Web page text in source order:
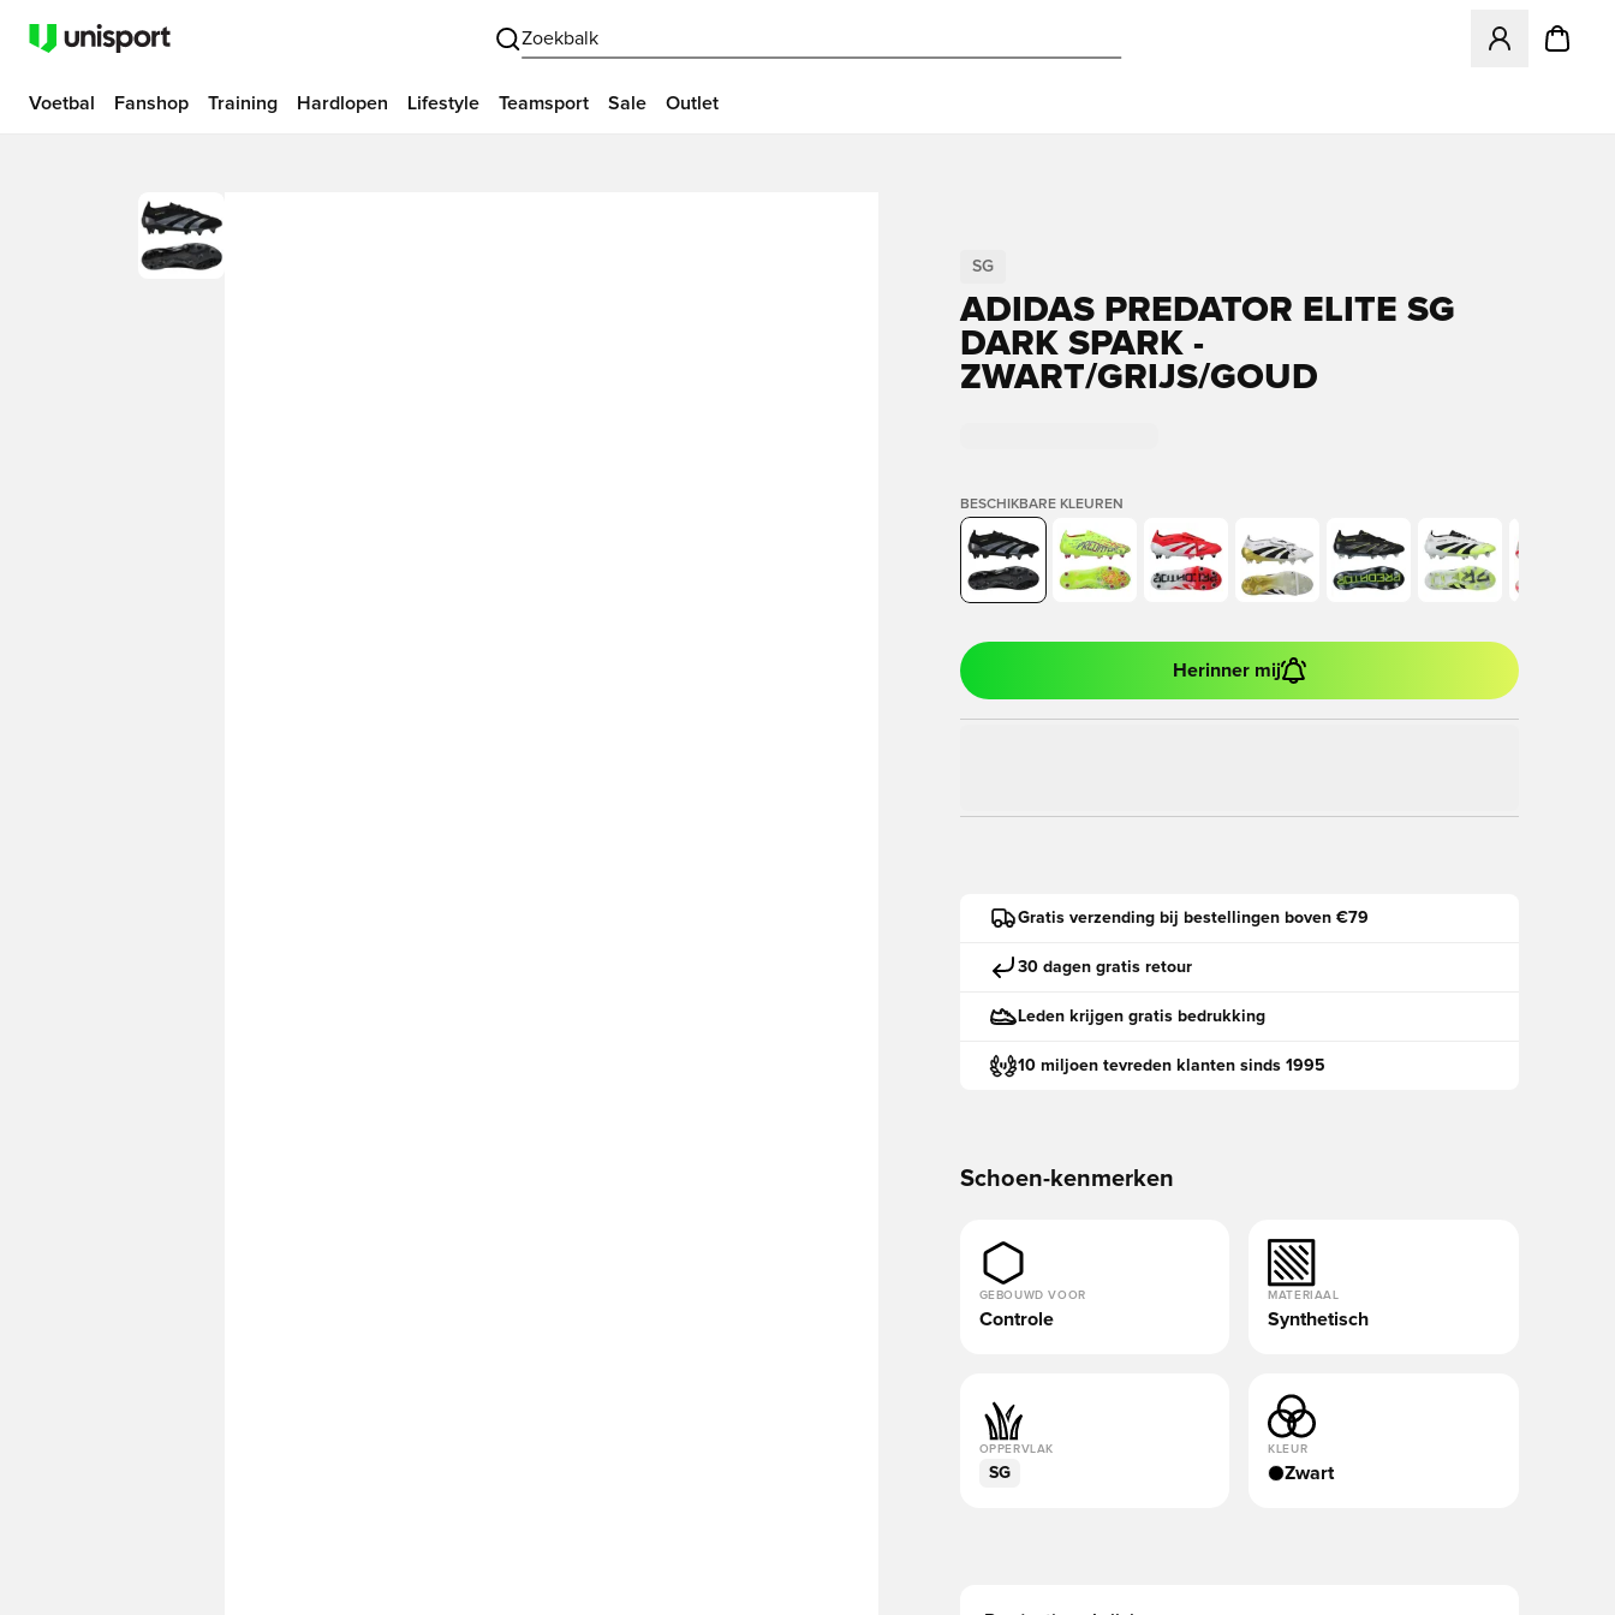
Zoekbalk
Opent een
Voetbal Fanshop Training Hardlopen Lifestyle Teamsport Sale Outlet
SG
ADIDAS PREDATOR ELITE SG
DARK SPARK -
ZWART/GRIJS/GOUD
BESCHIKBARE KLEUREN
Herinner mij
Gratis verzending bij bestellingen boven €79
30 dagen gratis retour
Leden krijgen gratis bedrukking
10 miljoen tevreden klanten sinds 1995
Schoen-kenmerken
GEBOUWD VOOR
Controle
MATERIAAL
Synthetisch
OPPERVLAK
SG
KLEUR
Zwart